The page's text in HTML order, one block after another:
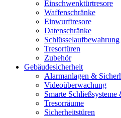
Einschwenktürtresore
Waffenschränke
Einwurftresore
Datenschränke
Schlüsselaufbewahrung
Tresortüren
Zubehör
Gebäudesicherheit
Alarmanlagen &
Videoüberwachung
Smarte Schließsysteme
Tresorräume
Sicherheitstüren